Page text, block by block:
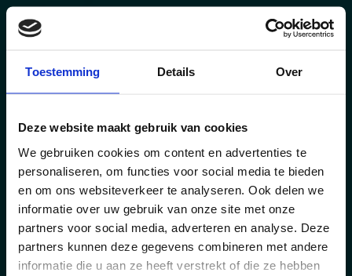
Toestemming Details Over
Deze website maakt gebruik van cookies
We gebruiken cookies om content en advertenties te
personaliseren, om functies voor social media te bieden
en om ons websiteverkeer te analyseren. Ook delen we
informatie over uw gebruik van onze site met onze
partners voor social media, adverteren en analyse. Deze
partners kunnen deze gegevens combineren met andere
informatie die u aan ze heeft verstrekt of die ze hebben